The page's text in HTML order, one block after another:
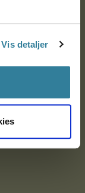
Vis detaljer